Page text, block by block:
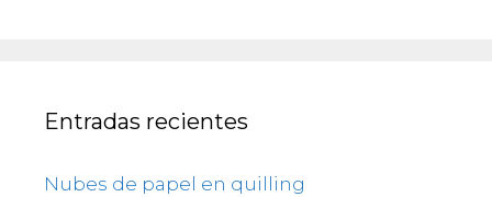
Entradas recientes
Nubes de papel en quilling